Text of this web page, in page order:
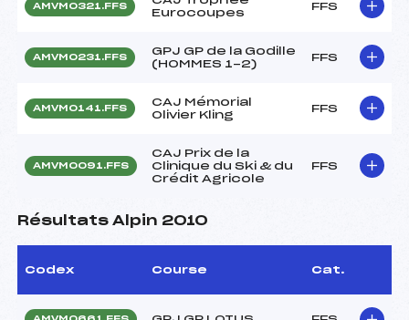
AMVM0321.FFS
Eurocoupes
FFS
AMVM0231.FFS
GPJ GP de la Godille
(HOMMES 1-2)
FFS
AMVM0141.FFS
CAJ Mémorial
Olivier Kling
FFS
AMVM0091.FFS
CAJ Prix de la
Clinique du Ski & du
Crédit Agricole
FFS
Résultats Alpin 2010
Codex Course Cat.